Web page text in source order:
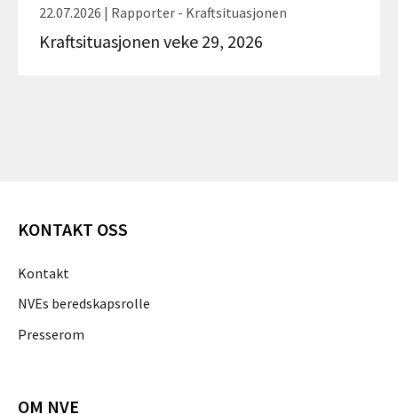
22.07.2026 | Rapporter - Kraftsituasjonen
Kraftsituasjonen veke 29, 2026
KONTAKT OSS
Kontakt
NVEs beredskapsrolle
Presserom
OM NVE